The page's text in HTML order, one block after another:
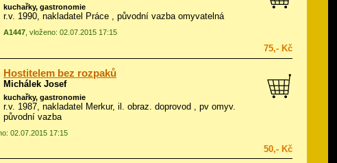
kuchařky, gastronomie
r.v. 1990, nakladatel Práce , původní vazba omyvatelná
A1447 , vloženo: 02.07.2015 17:15
75,- Kč
Hostitelem bez rozpaků
Michálek Josef
kuchařky, gastronomie
r.v. 1987, nakladatel Merkur, il. obraz. doprovod , pv omyv.
původní vazba
02.07.2015 17:15
50,- Kč